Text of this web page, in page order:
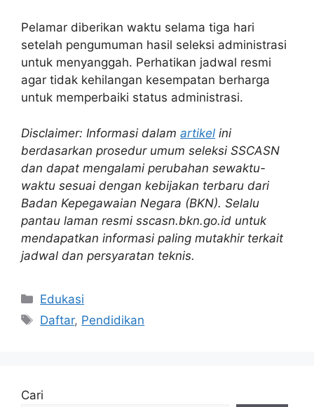
Pelamar diberikan waktu selama tiga hari
setelah pengumuman hasil seleksi administrasi
untuk menyanggah. Perhatikan jadwal resmi
agar tidak kehilangan kesempatan berharga
untuk memperbaiki status administrasi.
Disclaimer: Informasi dalam artikel ini
berdasarkan prosedur umum seleksi SSCASN
dan dapat mengalami perubahan sewaktu-
waktu sesuai dengan kebijakan terbaru dari
Badan Kepegawaian Negara (BKN). Selalu
pantau laman resmi sscasn.bkn.go.id untuk
mendapatkan informasi paling mutakhir terkait
jadwal dan persyaratan teknis.
Kategori
Edukasi
Tag
Daftar, Pendidikan
Cari